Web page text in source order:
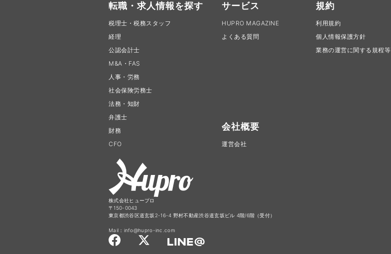
転職・求人情報を探す
税理士・税務スタッフ
経理
公認会計士
M&A・FAS
人事・労務
社会保険労務士
法務・知財
弁護士
財務
CFO
サービス
HUPRO MAGAZINE
よくある質問
会社概要
運営会社
規約
利用規約
個人情報保護方針
業務の運営に関する規程等
株式会社ヒュープロ
〒150-0043
東京都渋谷区道玄坂2-16-4 野村不動産渋谷道玄坂ビル 4階/6階（受付）
Mail：info@hupro-inc.com